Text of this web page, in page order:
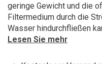
geringe Gewicht und die
Filtermedium durch die
Wasser hindurchfließen
Lesen Sie mehr